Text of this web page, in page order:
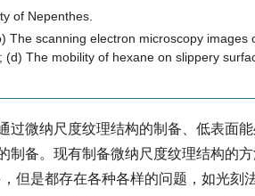
of Nepenthes.
The scanning electron microscopy images
; (d) The mobility of hexane on slippery
过微纳尺度纹理结构的制备、低表面
制备。现有制备微纳尺度纹理结构的
但是都存在各种各样的问题，如光刻